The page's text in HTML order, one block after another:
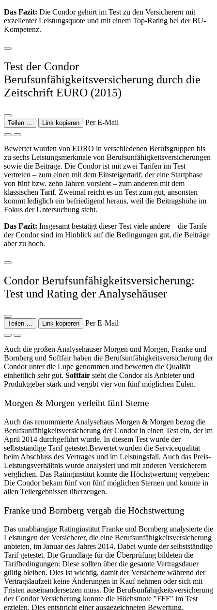
Das Fazit: Die Condor gehört im Test zu den Versicherern mit
exzellenter Leistungsquote und mit einem Top-Rating bei der BU-
Kompetenz.
Test der Condor
Berufsunfähigkeitsversicherung durch die
Zeitschrift EURO (2015)
Teilen … Link kopieren Per E-Mail
Bewertet wurden von EURO in verschiedenen Berufsgruppen bis
zu sechs Leistungsmerkmale von Berufsunfähig­keits­versicherungen
sowie die Beiträge. Die Condor ist mit zwei Tarifen im Test
vertreten – zum einen mit dem Einsteigertarif, der eine Startphase
von fünf bzw. zehn Jahren vorsieht – zum anderen mit dem
klassischen Tarif. Zweimal reicht es im Test zum gut, ansonsten
kommt lediglich ein befriedigend heraus, weil die Beitragshöhe im
Fokus der Untersuchung steht.
Das Fazit: Insgesamt bestätigt dieser Test viele andere – die Tarife
der Condor sind im Hinblick auf die Bedingungen gut, die Beiträge
aber zu hoch.
Condor Berufsunfähigkeitsversicherung:
Test und Rating der Analysehäuser
Teilen … Link kopieren Per E-Mail
Auch die großen Analysehäuser Morgen und Morgen, Franke und
Bornberg und Softfair haben die Berufsunfähigkeitsversicherung der
Condor unter die Lupe genommen und bewerten die Qualität
einheitlich sehr gut. Softfair sieht die Condor als Anbieter und
Produktgeber stark und vergibt vier von fünf möglichen Eulen.
Morgen & Morgen verleiht fünf Sterne
Auch das renommierte Analysehaus Morgen & Morgen bezog die
Berufsunfähigkeitsversicherung der Condor in einen Test ein, der im
April 2014 durchgeführt wurde. In diesem Test wurde der
selbstständige Tarif getestet.Bewertet wurden die Servicequalität
beim Abschluss des Vertrages und im Leistungsfall. Auch das Preis-
Leistungsverhältnis wurde analysiert und mit anderen Versicherern
verglichen. Das Ratinginstitut konnte die Höchstwertung vergeben:
Die Condor bekam fünf von fünf möglichen Sternen und konnte in
allen Teilergebnissen überzeugen.
Franke und Bornberg vergab die Höchstwertung
Das unabhängige Ratinginstitut Franke und Bornberg analysierte die
Leistungen der Versicherer, die eine Berufsunfähigkeitsversicherung
anbieten, im Januar des Jahres 2014. Dabei wurde der selbstständige
Tarif getestet. Die Grundlage für die Überprüfung bildeten die
Tarifbedingungen: Diese sollten über die gesamte Vertragsdauer
gültig bleiben. Dies ist wichtig, damit der Versicherte während der
Vertragslaufzeit keine Änderungen in Kauf nehmen oder sich mit
Fristen auseinandersetzen muss. Die Berufsunfähigkeitsversicherung
der Condor Versicherung konnte die Höchstnote "FFF" im Test
erzielen. Dies entspricht einer ausgezeichneten Bewertung.